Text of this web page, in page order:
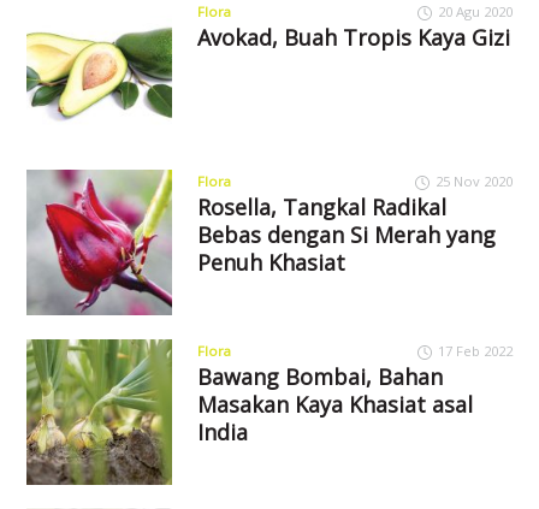
Flora 20 Agu 2020
Avokad, Buah Tropis Kaya Gizi
Flora 25 Nov 2020
Rosella, Tangkal Radikal
Bebas dengan Si Merah yang
Penuh Khasiat
Flora 17 Feb 2022
Bawang Bombai, Bahan
Masakan Kaya Khasiat asal
India